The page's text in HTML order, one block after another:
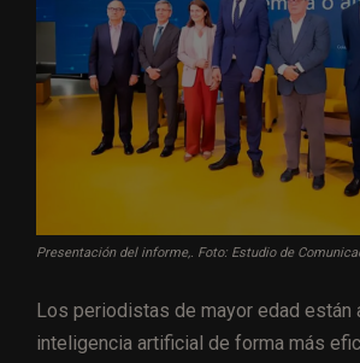
Presentación del informe,. Foto: Estudio de
Los periodistas de mayor edad están
inteligencia artificial de forma más